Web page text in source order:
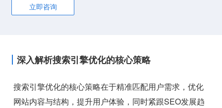
立即咨询
深入解析搜索引擎优化的核心策略
搜索引擎优化的核心策略在于精准匹配用户需求，优化
网站内容与结构，提升用户体验，同时紧跟SEO发展趋